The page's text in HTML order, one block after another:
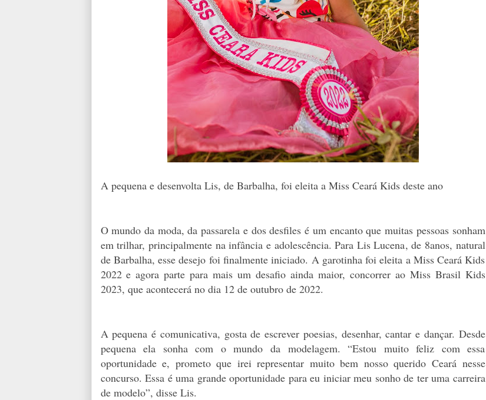
A pequena e desenvolta Lis, de Barbalha, foi eleita a Miss Ceará Kids deste ano
O mundo da moda, da passarela e dos desfiles é um encanto que muitas pessoas sonham
em trilhar, principalmente na infância e adolescência. Para Lis Lucena, de 8anos, natural
de Barbalha, esse desejo foi finalmente iniciado. A garotinha foi eleita a Miss Ceará Kids
2022 e agora parte para mais um desafio ainda maior, concorrer ao Miss Brasil Kids
2023, que acontecerá no dia 12 de outubro de 2022.
A pequena é comunicativa, gosta de escrever poesias, desenhar, cantar e dançar. Desde
pequena ela sonha com o mundo da modelagem. “Estou muito feliz com essa
oportunidade e, prometo que irei representar muito bem nosso querido Ceará nesse
concurso. Essa é uma grande oportunidade para eu iniciar meu sonho de ter uma carreira
de modelo”, disse Lis.